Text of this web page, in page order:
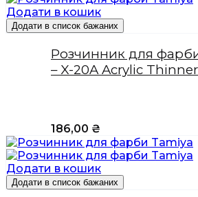
Додати в кошик
Додати в список бажаних
Розчинник для
– X-20A Acrylic
186,00 ₴
Додати в кошик
Додати в список бажаних